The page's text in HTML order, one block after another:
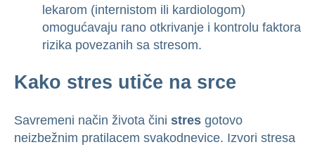
lekarom (internistom ili kardiologom)
omogućavaju rano otkrivanje i kontrolu faktora
rizika povezanih sa stresom.
Kako stres utiče na srce
Savremeni način života čini stres gotovo
neizbežnim pratilacem svakodnevice. Izvori stresa